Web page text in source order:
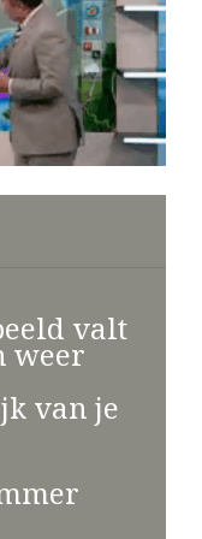
valt
weer
van je